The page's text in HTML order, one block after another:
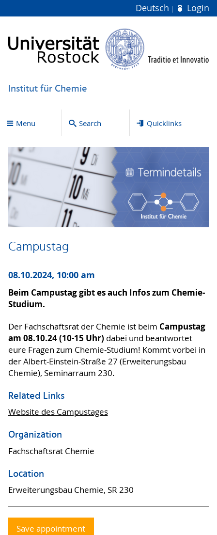
Deutsch Login
Institut für Chemie
Menu Search Quicklinks
Campustag
08.10.2024, 10:00 am
Beim Campustag gibt es auch Infos zum Chemie-
Studium.
Der Fachschaftsrat der Chemie ist beim Campustag
am 08.10.24 (10-15 Uhr) dabei und beantwortet
eure Fragen zum Chemie-Studium! Kommt vorbei in
der Albert-Einstein-Straße 27 (Erweiterungsbau
Chemie), Seminarraum 230.
Related Links
Website des Campustages
Organization
Fachschaftsrat Chemie
Location
Erweiterungsbau Chemie, SR 230
Save appointment